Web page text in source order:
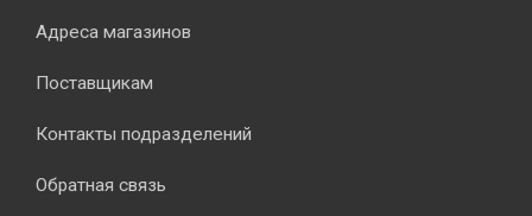
Адреса магазинов
Поставщикам
Контакты подразделений
Обратная связь